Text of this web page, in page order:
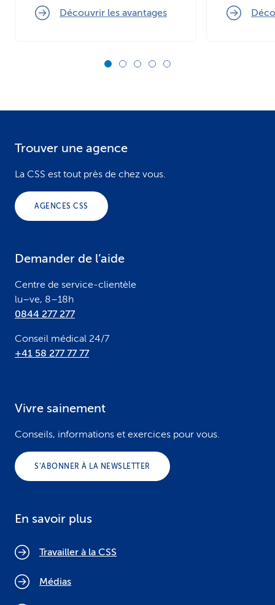
Découvrir les avantages
Trouver une agence
La CSS est tout près de chez vous.
AGENCES CSS
Demander de l’aide
Centre de service-clientèle
lu–ve, 8–18h
0844 277 277
Conseil médical 24/7
+41 58 277 77 77
Vivre sainement
Conseils, informations et exercices pour vous.
S’ABONNER À LA NEWSLETTER
En savoir plus
Travailler à la CSS
Médias